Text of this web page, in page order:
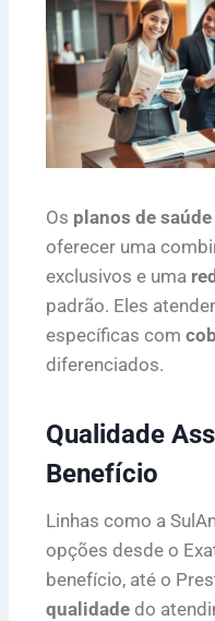
Os planos de saúde
oferecer uma
exclusivos e uma
padrão. Eles
específicas com
diferenciados.
Qualidade
Benefício
Linhas como a
opções desde o
benefício, até o
qualidade do